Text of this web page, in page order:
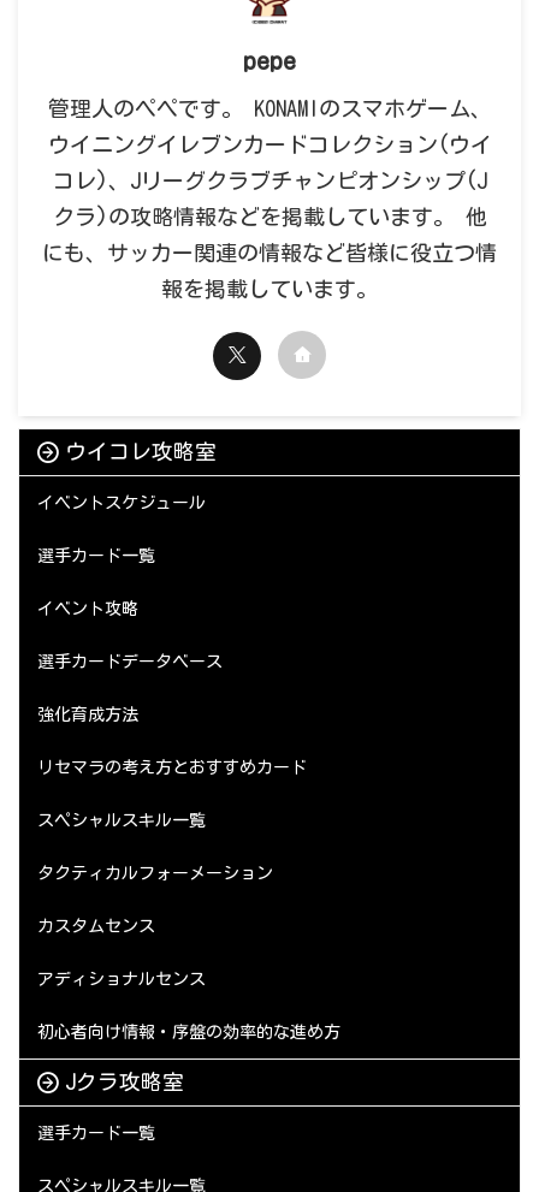
pepe
管理人のペペです。 KONAMIのスマホゲーム、
ウイニングイレブンカードコレクション(ウイ
コレ)、Jリーグクラブチャンピオンシップ(J
クラ)の攻略情報などを掲載しています。 他
にも、サッカー関連の情報など皆様に役立つ情
報を掲載しています。
ウイコレ攻略室
イベントスケジュール
選手カード一覧
イベント攻略
選手カードデータベース
強化育成方法
リセマラの考え方とおすすめカード
スペシャルスキル一覧
タクティカルフォーメーション
カスタムセンス
アディショナルセンス
初心者向け情報・序盤の効率的な進め方
Jクラ攻略室
選手カード一覧
スペシャルスキル一覧